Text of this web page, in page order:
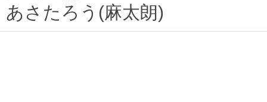
あさたろう(麻太朗)